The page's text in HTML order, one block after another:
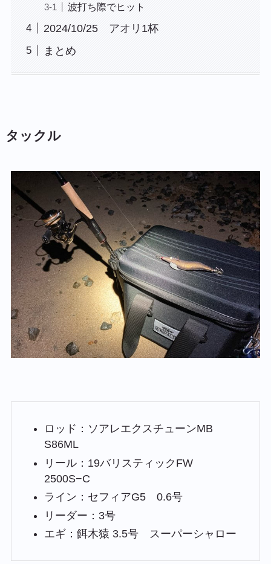
波打ち際でヒット
2024/10/25 アオリ1杯
まとめ
タックル
ロッド：ソアレエクスチューンMB
S86ML
リール：19バリスティックFW
2500S−C
ライン：セフィアG5 0.6号
リーダー：3号
エギ：餌木猿 3.5号 スーパーシャロー